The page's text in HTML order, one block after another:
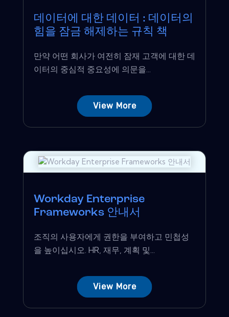
데이터에 대한 데이터 : 데이터의
힘을 잠금 해제하는 규칙 책
만약 어떤 회사가 여전히 잠재 고객에 대한 데
이터의 중심적 중요성에 의문을...
View More
Workday Enterprise
Frameworks 안내서
조직의 사용자에게 권한을 부여하고 민첩성
을 높이십시오. HR, 재무, 계획 및...
View More